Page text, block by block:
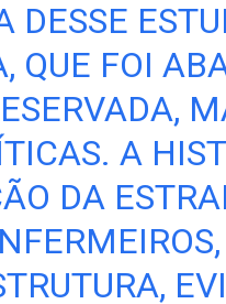
DESSE
QUE FOI
A
DA